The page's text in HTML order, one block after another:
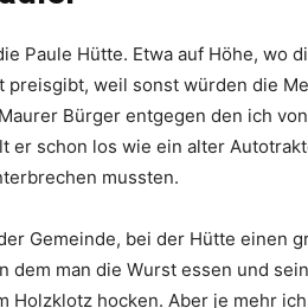
Paule Hütte. Etwa auf Höhe, wo
preisgibt, weil sonst würden die
Bürger entgegen den ich
er schon los wie ein alter
mussten.
Gemeinde, bei der Hütte einen
dem man die Wurst essen und
Holzklotz hocken. Aber je mehr